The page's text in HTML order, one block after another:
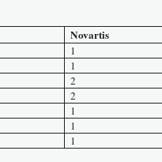
Novartis
1
1
2
2
1
1
1